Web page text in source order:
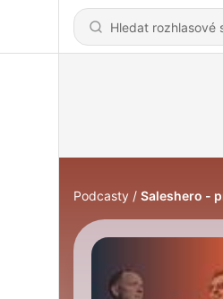
Podcasty Saleshero -